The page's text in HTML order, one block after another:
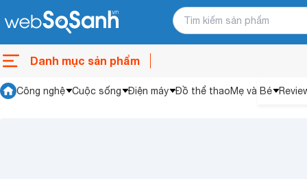
Danh mục sản phẩm
Công nghệ Cuộc sống Điện máy Đồ thể thaoMẹ và Bé